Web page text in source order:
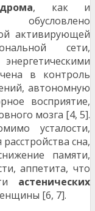
, как и
обусловлено
активирующей
сети,
в контроль
автономную
восприятие,
мозга [4, 5].
усталости,
сна,
памяти,
аппетита, что
астенических
[6, 7].